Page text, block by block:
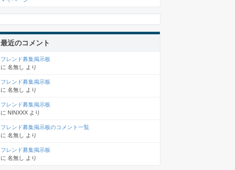
最近のコメント
フレンド募集掲示板
に 名無し より
フレンド募集掲示板
に 名無し より
フレンド募集掲示板
に NINXXX より
フレンド募集掲示板のコメント一覧
に 名無し より
フレンド募集掲示板
に 名無し より